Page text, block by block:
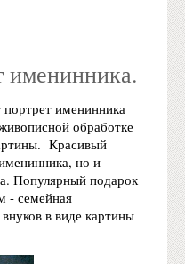
именинника.
именинника
обработке
Красивый
но и
Популярный подарок
- семейная
в виде картины